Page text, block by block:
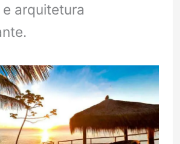
arquitetura